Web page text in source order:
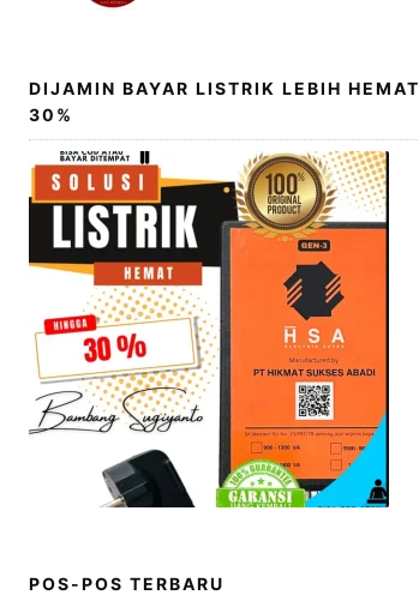
DIJAMIN BAYAR LISTRIK LEBIH HEMAT
30%
POS-POS TERBARU